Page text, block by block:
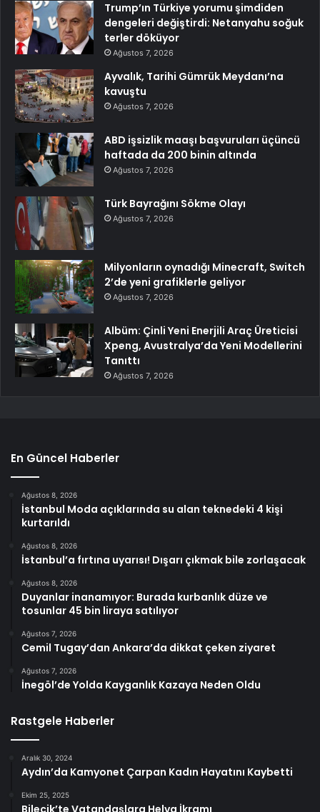
Trump’ın Türkiye yorumu şimdiden
dengeleri değiştirdi: Netanyahu soğuk
terler döküyor
Ağustos 7, 2026
Ayvalık, Tarihi Gümrük Meydanı’na
kavuştu
Ağustos 7, 2026
ABD işsizlik maaşı başvuruları üçüncü
haftada da 200 binin altında
Ağustos 7, 2026
Türk Bayrağını Sökme Olayı
Ağustos 7, 2026
Milyonların oynadığı Minecraft, Switch
2’de yeni grafiklerle geliyor
Ağustos 7, 2026
Albüm: Çinli Yeni Enerjili Araç Üreticisi
Xpeng, Avustralya’da Yeni Modellerini
Tanıttı
Ağustos 7, 2026
En Güncel Haberler
Ağustos 8, 2026
İstanbul Moda açıklarında su alan teknedeki 4 kişi
kurtarıldı
Ağustos 8, 2026
İstanbul’a fırtına uyarısı! Dışarı çıkmak bile zorlaşacak
Ağustos 8, 2026
Duyanlar inanamıyor: Burada kurbanlık düze ve
tosunlar 45 bin liraya satılıyor
Ağustos 7, 2026
Cemil Tugay’dan Ankara’da dikkat çeken ziyaret
Ağustos 7, 2026
İnegöl’de Yolda Kayganlık Kazaya Neden Oldu
Rastgele Haberler
Aralık 30, 2024
Aydın’da Kamyonet Çarpan Kadın Hayatını Kaybetti
Ekim 25, 2025